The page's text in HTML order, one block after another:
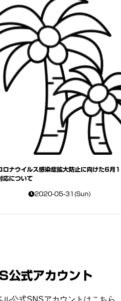
ロナウイルス感染症拡大防止に向けた6月1
応について
2020-05-31(Sun)
公式アカウント
ル公式SNSアカウントはこちら